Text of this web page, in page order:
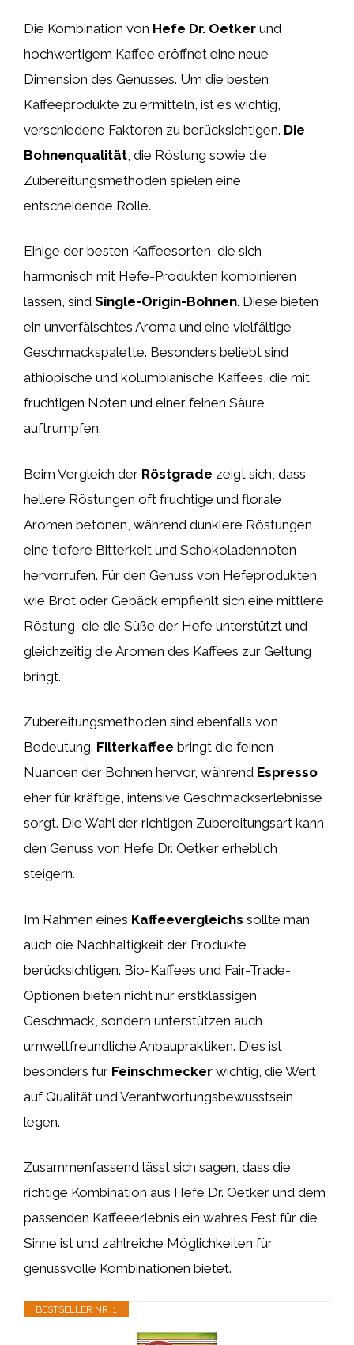
Die Kombination von Hefe Dr. Oetker und
hochwertigem Kaffee eröffnet eine neue
Dimension des Genusses. Um die besten
Kaffeeprodukte zu ermitteln, ist es wichtig,
verschiedene Faktoren zu berücksichtigen. Die
Bohnenqualität , die Röstung sowie die
Zubereitungsmethoden spielen eine
entscheidende Rolle.
Einige der besten Kaffeesorten, die sich
harmonisch mit Hefe-Produkten kombinieren
lassen, sind Single-Origin-Bohnen. Diese bieten
ein unverfälschtes Aroma und eine vielfältige
Geschmackspalette. Besonders beliebt sind
äthiopische und kolumbianische Kaffees, die mit
fruchtigen Noten und einer feinen Säure
auftrumpfen.
Beim Vergleich der Röstgrade zeigt sich, dass
hellere Röstungen oft fruchtige und florale
Aromen betonen, während dunklere Röstungen
eine tiefere Bitterkeit und Schokoladennoten
hervorrufen. Für den Genuss von Hefeprodukten
wie Brot oder Gebäck empfiehlt sich eine mittlere
Röstung, die die Süße der Hefe unterstützt und
gleichzeitig die Aromen des Kaffees zur Geltung
bringt.
Zubereitungsmethoden sind ebenfalls von
Bedeutung. Filterkaffee bringt die feinen
Nuancen der Bohnen hervor, während Espresso
eher für kräftige, intensive Geschmackserlebnisse
sorgt. Die Wahl der richtigen Zubereitungsart kann
den Genuss von Hefe Dr. Oetker erheblich
steigern.
Im Rahmen eines Kaffeevergleichs sollte man
auch die Nachhaltigkeit der Produkte
berücksichtigen. Bio-Kaffees und Fair-Trade-
Optionen bieten nicht nur erstklassigen
Geschmack, sondern unterstützen auch
umweltfreundliche Anbaupraktiken. Dies ist
besonders für Feinschmecker wichtig, die Wert
auf Qualität und Verantwortungsbewusstsein
legen.
Zusammenfassend lässt sich sagen, dass die
richtige Kombination aus Hefe Dr. Oetker und dem
passenden Kaffeeerlebnis ein wahres Fest für die
Sinne ist und zahlreiche Möglichkeiten für
genussvolle Kombinationen bietet.
BESTSELLER NR. 1